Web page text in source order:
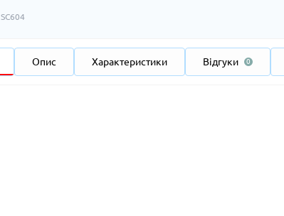
SC604
Опис Характеристики Відгуки 0